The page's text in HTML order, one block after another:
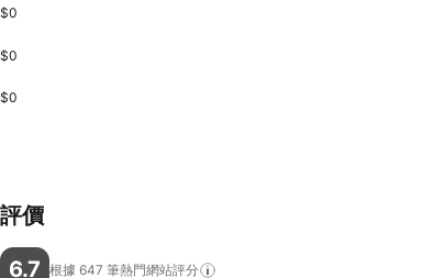
$0
$0
$0
評價
6.7 根據 647 筆熱門網站評分